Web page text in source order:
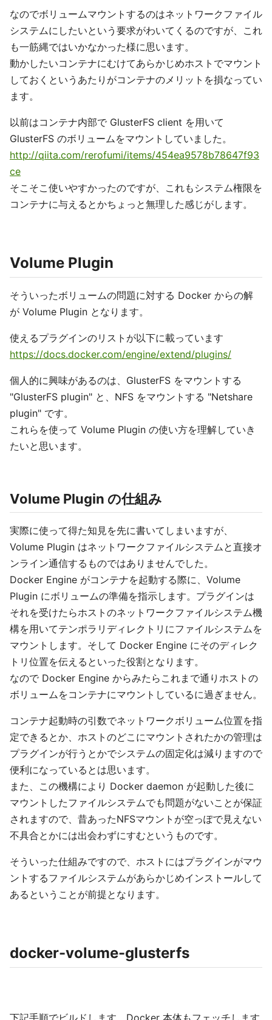
なのでボリュームマウントするのはネットワークファイル
システムにしたいという要求がわいてくるのですが、これ
も一筋縄ではいかなかった様に思います。
動かしたいコンテナにむけてあらかじめホストでマウント
しておくというあたりがコンテナのメリットを損なってい
ます。
以前はコンテナ内部で GlusterFS client を用いて
GlusterFS のボリュームをマウントしていました。
http://qiita.com/rerofumi/items/454ea9578b78647f93
ce
そこそこ使いやすかったのですが、これもシステム権限を
コンテナに与えるとかちょっと無理した感じがします。
Volume Plugin
そういったボリュームの問題に対する Docker からの解
が Volume Plugin となります。
使えるプラグインのリストが以下に載っています
https://docs.docker.com/engine/extend/plugins/
個人的に興味があるのは、GlusterFS をマウントする
"GlusterFS plugin" と、NFS をマウントする "Netshare
plugin" です。
これらを使って Volume Plugin の使い方を理解していき
たいと思います。
Volume Plugin の仕組み
実際に使って得た知見を先に書いてしまいますが、
Volume Plugin はネットワークファイルシステムと直接オ
ンライン通信するものではありませんでした。
Docker Engine がコンテナを起動する際に、Volume
Plugin にボリュームの準備を指示します。プラグインは
それを受けたらホストのネットワークファイルシステム機
構を用いてテンポラリディレクトリにファイルシステムを
マウントします。そして Docker Engine にそのディレク
トリ位置を伝えるといった役割となります。
なので Docker Engine からみたらこれまで通りホストの
ボリュームをコンテナにマウントしているに過ぎません。
コンテナ起動時の引数でネットワークボリューム位置を指
定できるとか、ホストのどこにマウントされたかの管理は
プラグインが行うとかでシステムの固定化は減りますので
便利になっているとは思います。
また、この機構により Docker daemon が起動した後に
マウントしたファイルシステムでも問題がないことが保証
されますので、昔あったNFSマウントが空っぽで見えない
不具合とかには出会わずにすむというものです。
そういった仕組みですので、ホストにはプラグインがマウ
ントするファイルシステムがあらかじめインストールして
あるということが前提となります。
docker-volume-glusterfs
下記手順でビルドします。Docker 本体もフェッチします